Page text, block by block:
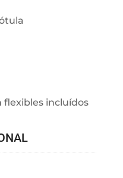
flexibles incluídos